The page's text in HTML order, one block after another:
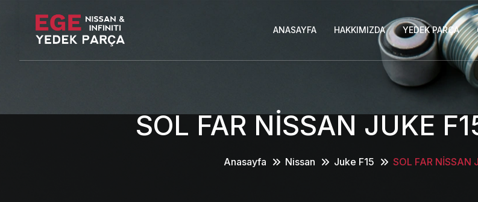
ANASAYFA HAKKIMIZDA YEDEK PARÇA
SOL FAR NİSSAN JUKE
Anasayfa Nissan Juke F15 SOL FAR